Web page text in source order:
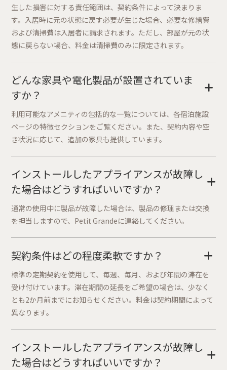
生した損害に対する責任範囲は、契約条件によって決まりま
す。入居時に元の状態に戻す必要が生じた場合、必要な修繕費
および清掃費は入居者に請求されます。ただし、部屋が元の状
態に戻らない場合、料金は清掃費のみに限定されます。
どんな家具や電化製品が設置されていま
すか？
+
利用可能なアメニティの包括的な一覧については、各宿泊施設
ページの特徴セクションをご覧ください。また、契約内容や空
き状況に応じて、追加の家具も提供しています。
インストールしたアプライアンスが故障し
た場合はどうすればいいですか？
+
通常の使用中に製品が故障した場合は、製品の修理または交換
を担当しますので、Petit Grandeに連絡してください。
契約条件はどの程度柔軟ですか？ +
標準の定期契約を使用して、毎週、毎月、および年間の滞在を
受け付けています。滞在期間の延長をご希望の場合は、少なく
とも2か月前までにお知らせください。料金は契約期間によって
異なります。
インストールしたアプライアンスが故障し
た場合はどうすればいいですか？
+